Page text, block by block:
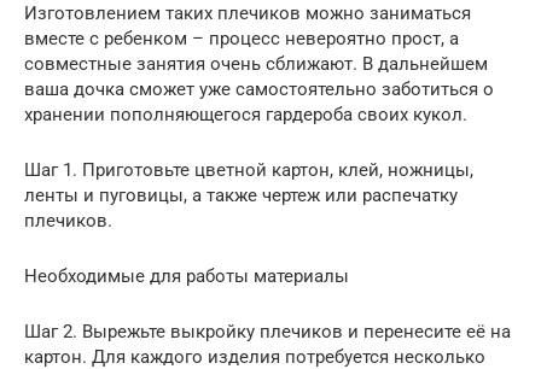
Изготовлением таких плечиков можно заниматься
вместе с ребенком – процесс невероятно прост, а
совместные занятия очень сближают. В дальнейшем
ваша дочка сможет уже самостоятельно заботиться о
хранении пополняющегося гардероба своих кукол.
Шаг 1. Приготовьте цветной картон, клей, ножницы,
ленты и пуговицы, а также чертеж или распечатку
плечиков.
Необходимые для работы материалы
Шаг 2. Вырежьте выкройку плечиков и перенесите её на
картон. Для каждого изделия потребуется несколько